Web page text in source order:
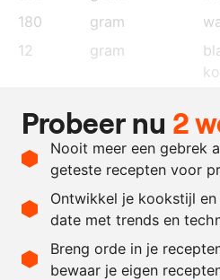
180
gram
12
gram
20
gram
255
gram
Recept omrekenen
-
Probeer nu 2
Nooit meer een gebrek
geteste recepten voor
Ontwikkel je kookstijl
date met trends en
Breng orde in je
bewaar je eigen